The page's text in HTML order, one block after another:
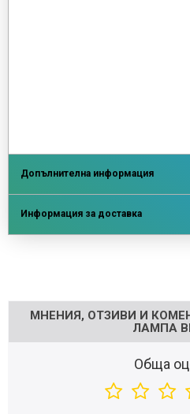
Допълнителна информация
Информация за доставка
МНЕНИЯ, ОТЗИВИ И
ЛАМПА
Обща